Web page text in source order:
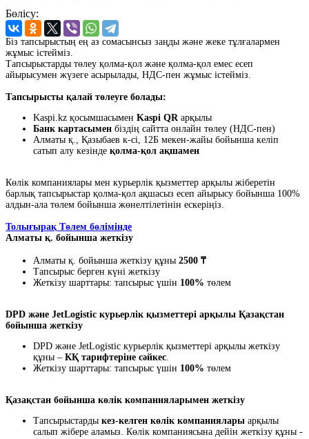
Бөлісу:
Біз тапсырыстың ең аз сомасынсыз заңды және жеке тұлғалармен
жұмыс істейміз.
Тапсырыстарды төлеу қолма-қол және қолма-қол емес есеп
айырысумен жүзеге асырылады, НДС-пен жұмыс істейміз.
Тапсырысты қалай төлеуге болады:
Kaspi.kz қосымшасымен Kaspi QRарқылы
Банк картасымен біздің сайтта онлайн төлеу (НДС-пен)
Алматы қ., Қазыбаев к-сі, 12Б мекен-жайы бойынша келіп
сатып алу кезінде қолма-қол ақшамен
Көлік компаниялары мен курьерлік қызметтер арқылы жіберетін
барлық тапсырыстар қолма-қол ақшасыз есеп айырысу бойынша 100%
алдын-ала төлем бойынша жөнелтілетінін ескеріңіз.
Толығырақ Төлем бөлімінде
Алматы қ. бойынша жеткізу
Алматы қ. бойынша жеткізу құны 2500 ₸
Тапсырыс берген күні жеткізу
Жеткізу шарттары: тапсырыс үшін 100% төлем
DPD және JetLogistic курьерлік қызметтері арқылы Қазақстан
бойынша жеткізу
DPD және JetLogistic курьерлік қызметтері арқылы жеткізу
құны – КҚ тарифтеріне сәйкес.
Жеткізу шарттары: тапсырыс үшін 100% төлем
Қазақстан бойынша көлік компанияларымен жеткізу
Тапсырыстарды кез-келген көлік компаниялары арқылы
салып жібере аламыз. Көлік компаниясына дейін жеткізу құны -